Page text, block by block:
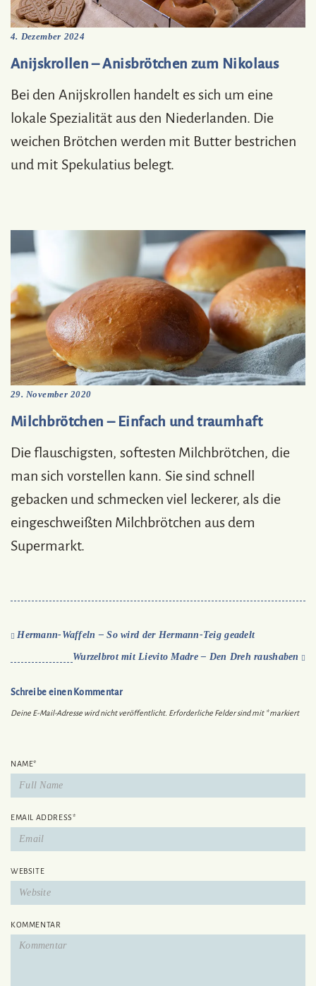
4. Dezember 2024
Anijskrollen – Anisbrötchen zum Nikolaus
Bei den Anijskrollen handelt es sich um eine
lokale Spezialität aus den Niederlanden. Die
weichen Brötchen werden mit Butter bestrichen
und mit Spekulatius belegt.
29. November 2020
Milchbrötchen – Einfach und traumhaft
Die flauschigsten, softesten Milchbrötchen, die
man sich vorstellen kann. Sie sind schnell
gebacken und schmecken viel leckerer, als die
eingeschweißten Milchbrötchen aus dem
Supermarkt.
Hermann-Waffeln – So wird der Hermann-Teig geadelt
Wurzelbrot mit Lievito Madre – Den Dreh raushaben
Schreibe einen Kommentar
Deine E-Mail-Adresse wird nicht veröffentlicht. Erforderliche Felder sind mit *markiert
NAME*
EMAIL ADDRESS*
WEBSITE
KOMMENTAR